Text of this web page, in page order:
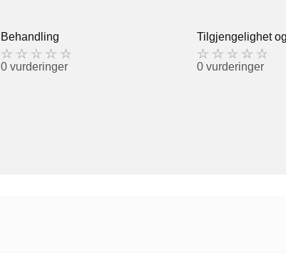
Behandling
0 vurderinger
Tilgjengelighet
0 vurderinger